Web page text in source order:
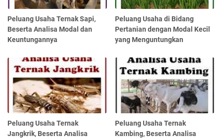
Peluang Usaha Ternak Sapi,
Beserta Analisa Modal dan
Keuntungannya
Peluang Usaha di Bidang
Pertanian dengan Modal Kecil
yang Menguntungkan
Peluang Usaha Ternak
Jangkrik, Beserta Analisa
Peluang Usaha Ternak
Kambing, Beserta Analisa